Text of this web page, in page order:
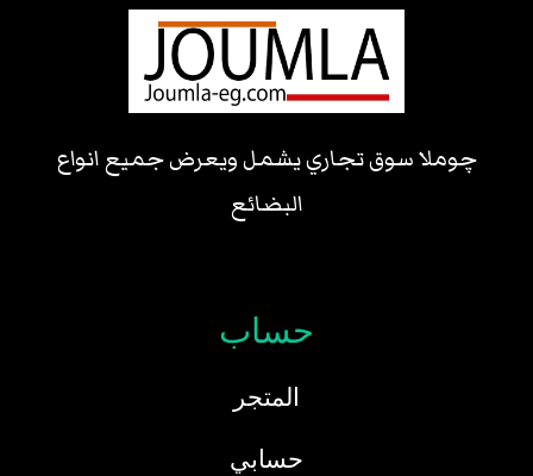
چوملا سوق تجاري يشمل ويعرض جميع انواع
البضائع
حساب
المتجر
حسابي